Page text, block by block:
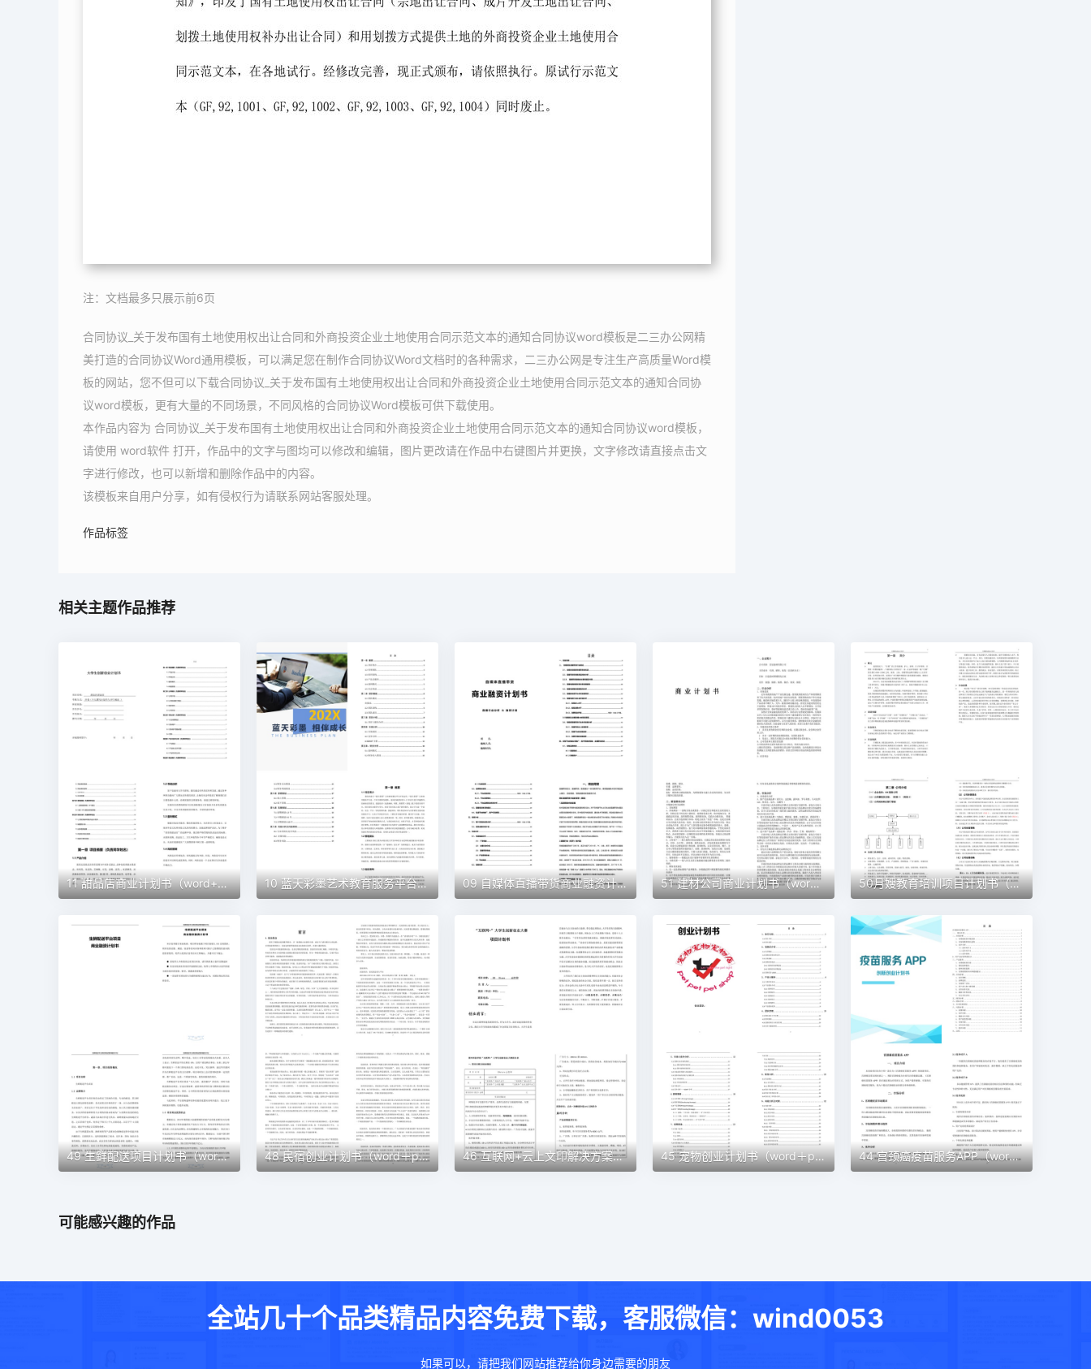
注：文档最多只展示前6页
合同协议_关于发布国有土地使用权出让合同和外商投资企业土地使用合同示范文本的通知合同协议word模板是二三办公网精
美打造的合同协议Word通用模板，可以满足您在制作合同协议Word文档时的各种需求，二三办公网是专注生产高质量Word模
板的网站，您不但可以下载合同协议_关于发布国有土地使用权出让合同和外商投资企业土地使用合同示范文本的通知合同协
议word模板，更有大量的不同场景，不同风格的合同协议Word模板可供下载使用。
本作品内容为 合同协议_关于发布国有土地使用权出让合同和外商投资企业土地使用合同示范文本的通知合同协议word模板，
请使用 word软件 打开，作品中的文字与图均可以修改和编辑，图片更改请在作品中右键图片并更换，文字修改请直接点击文
字进行修改，也可以新增和删除作品中的内容。
该模板来自用户分享，如有侵权行为请联系网站客服处理。
作品标签
相关主题作品推荐
11 甜品店商业计划书（word+ppt配套）创业计划书word模板 10 蓝天彩墨艺术教育服务平台商业计划书（word+ppt配套）创业计划书word模板 09 自媒体直播带货商业融资计划书（word+ppt配套）创业计划书word模板 51 建材公司商业计划书（word+ppt配套）创业计划书word模板 50月嫂教育培训项目计划书（word＋ppt配套）创业计划书word模板
49 生鲜配送项目计划书（word＋ppt配套）创业计划书word模板 48 民宿创业计划书（word＋ppt配套）创业计划书word模板 46 互联网+云上文印解决方案创业计划书（word＋ppt配套）创业计划书word模板 45 宠物创业计划书（word＋ppt配套）创业计划书word模板 44 宫颈癌疫苗服务APP（word＋ppt配套）创业计划书word模板
可能感兴趣的作品
全站几十个品类精品内容免费下载，客服微信：wind0053
如果可以，请把我们网站推荐给你身边需要的朋友